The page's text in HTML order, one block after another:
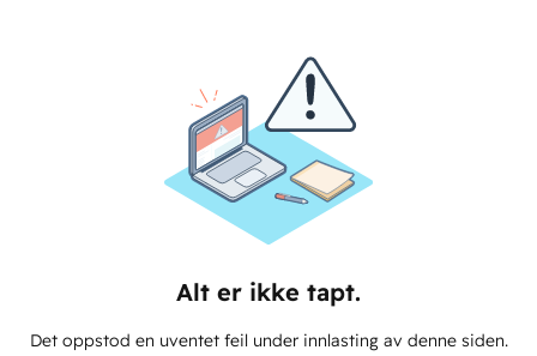
Alt er ikke tapt.
Det oppstod en uventet feil under innlasting av denne siden.